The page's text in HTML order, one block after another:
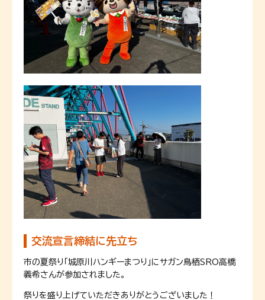
交流宣言締結に先立ち
市の夏祭り「城原川ハンギーまつり」にサガン鳥栖SRO高橋
義希さんが参加されました。
祭りを盛り上げていただきありがとうございました！